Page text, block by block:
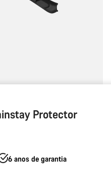
Protector
6 anos de garantia